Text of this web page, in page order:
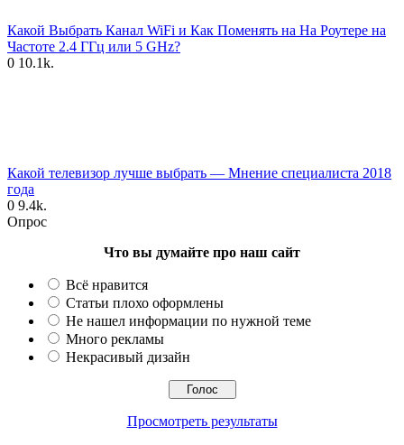
Какой Выбрать Канал WiFi и Как Поменять на На Роутере на
Частоте 2.4 ГГц или 5 GHz?
0 10.1k.
Какой телевизор лучше выбрать — Мнение специалиста 2018
года
0 9.4k.
Опрос
Что вы думайте про наш сайт
Всё нравится
Статьи плохо оформлены
Не нашел информации по нужной теме
Много рекламы
Некрасивый дизайн
Просмотреть результаты